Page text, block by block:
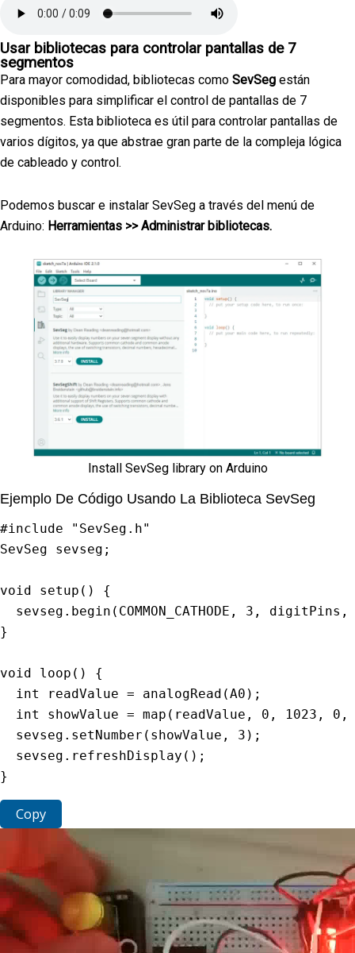
Usar bibliotecas para controlar pantallas de 7
segmentos
Para mayor comodidad, bibliotecas como SevSeg están
disponibles para simplificar el control de pantallas de 7
segmentos. Esta biblioteca es útil para controlar pantallas de
varios dígitos, ya que abstrae gran parte de la compleja lógica
de cableado y control.
Podemos buscar e instalar SevSeg a través del menú de
Arduino: Herramientas >> Administrar bibliotecas.
Install SevSeg library on Arduino
Ejemplo De Código Usando La Biblioteca SevSeg
#include
"SevSeg.h"
SevSeg sevseg ;
void setup ( )
{
  sevseg
. begin ( COMMON_CATHODE , 3 , digitPins ,
}
void loop ( )
{
int
readValue = analogRead (A0 ) ;
int
showValue = map ( readValue , 0 , 1023 , 0 ,
  sevseg
. setNumber ( showValue , 3 ) ;
  sevseg
. refreshDisplay ( ) ;
}
Copy